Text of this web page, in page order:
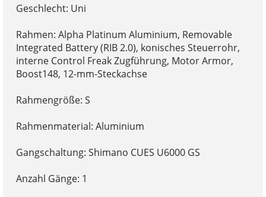
Geschlecht: Uni
Rahmen: Alpha Platinum Aluminium, Removable
Integrated Battery (RIB 2.0), konisches Steuerrohr,
interne Control Freak Zugführung, Motor Armor,
Boost148, 12-mm-Steckachse
Rahmengröße: S
Rahmenmaterial: Aluminium
Gangschaltung: Shimano CUES U6000 GS
Anzahl Gänge: 1